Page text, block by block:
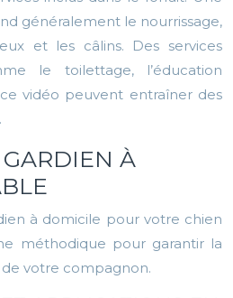
généralement le nourrissage,
et les câlins. Des services
le toilettage, l’éducation
vidéo peuvent entraîner des
À
à domicile pour votre chien
méthodique pour garantir la
votre compagnon.